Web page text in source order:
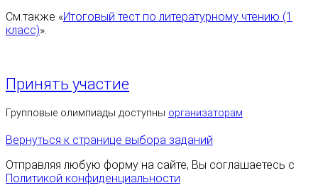
См.также «Итоговый тест по литературному чтению (1
класс)».
Принять участие
Групповые олимпиады доступны организаторам
Вернуться к странице выбора заданий
Отправляя любую форму на сайте, Вы соглашаетесь с
Политикой конфиденциальности